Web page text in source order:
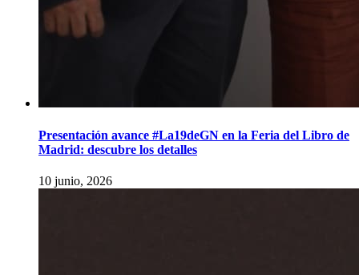
Presentación avance #La19deGN en la Feria del Libro de
Madrid: descubre los detalles
10 junio, 2026